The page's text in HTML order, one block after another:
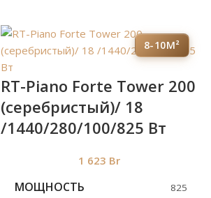
8-10М²
RT-Piano Forte Tower 200
(серебристый)/ 18
/1440/280/100/825 Вт
1 623 Br
МОЩНОСТЬ 825